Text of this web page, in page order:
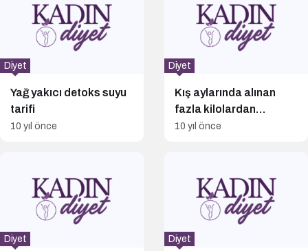
Yağ yakıcı detoks suyu
tarifi
Diyet
10 yıl önce
Kış aylarında alınan
fazla kilolardan
kurtulmak için salatalık
Diyet
10 yıl önce
Diyet Diyet